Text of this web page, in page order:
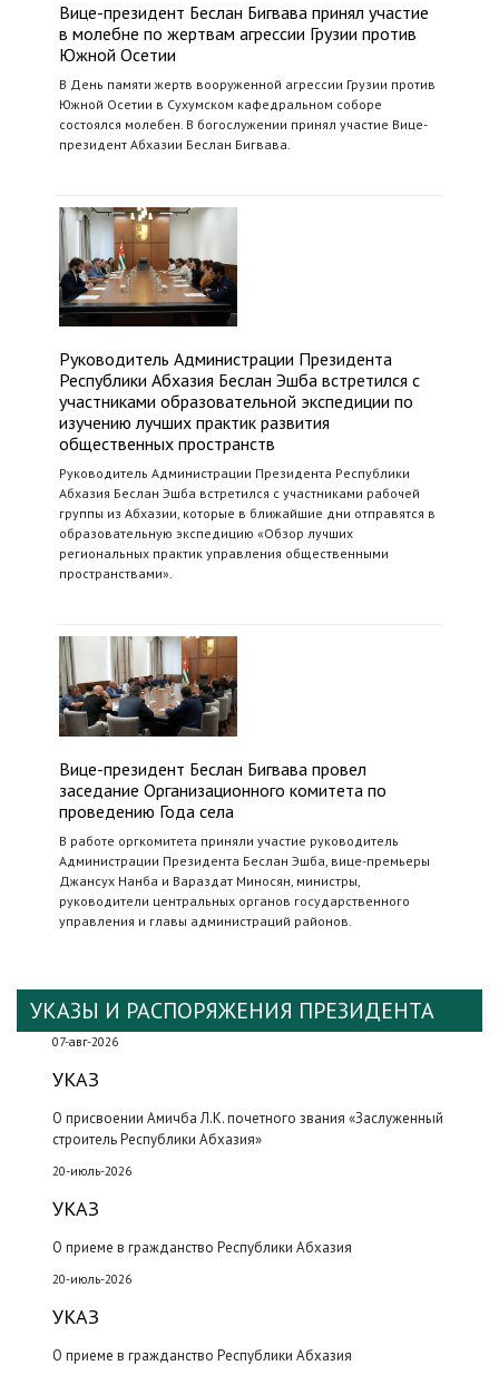
Вице-президент Беслан Бигвава принял участие
в молебне по жертвам агрессии Грузии против
Южной Осетии
В День памяти жертв вооруженной агрессии Грузии против
Южной Осетии в Сухумском кафедральном соборе
состоялся молебен. В богослужении принял участие Вице-
президент Абхазии Беслан Бигвава.
Руководитель Администрации Президента
Республики Абхазия Беслан Эшба встретился с
участниками образовательной экспедиции по
изучению лучших практик развития
общественных пространств
Руководитель Администрации Президента Республики
Абхазия Беслан Эшба встретился с участниками рабочей
группы из Абхазии, которые в ближайшие дни отправятся в
образовательную экспедицию «Обзор лучших
региональных практик управления общественными
пространствами».
Вице-президент Беслан Бигвава провел
заседание Организационного комитета по
проведению Года села
В работе оргкомитета приняли участие руководитель
Администрации Президента Беслан Эшба, вице-премьеры
Джансух Нанба и Вараздат Миносян, министры,
руководители центральных органов государственного
управления и главы администраций районов.
УКАЗЫ И РАСПОРЯЖЕНИЯ ПРЕЗИДЕНТА
07-авг-2026
УКАЗ
О присвоении Амичба Л.К. почетного звания «Заслуженный
строитель Республики Абхазия»
20-июль-2026
УКАЗ
О приеме в гражданство Республики Абхазия
20-июль-2026
УКАЗ
О приеме в гражданство Республики Абхазия